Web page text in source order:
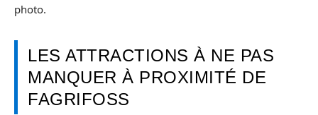
photo.
LES ATTRACTIONS À NE PAS
MANQUER À PROXIMITÉ DE
FAGRIFOSS